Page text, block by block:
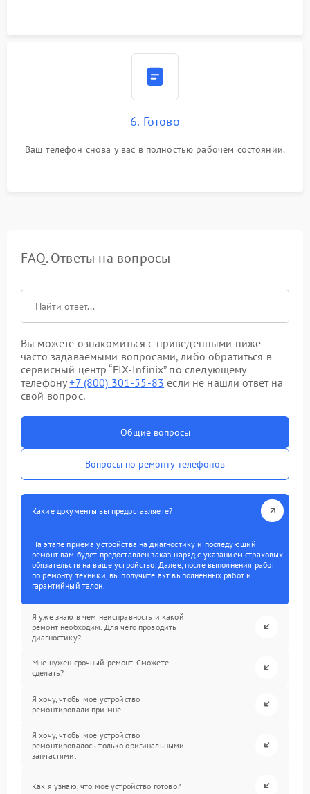
6. Готово
Ваш телефон снова у вас в полностью рабочем состоянии.
FAQ. Ответы на вопросы
Вы можете ознакомиться с приведенными ниже
часто задаваемыми вопросами, либо обратиться в
сервисный центр “FIX-Infinix” по следующему
телефону+7 (800) 301-55-83 если не нашли ответ на
свой вопрос.
Общие вопросы
Вопросы по ремонту телефонов
Какие документы вы предоставляете?
На этапе приема устройства на диагностику и последующий
ремонт вам будет предоставлен заказ-наряд с указанием страховых
обязательств на ваше устройство. Далее, после выполнения работ
по ремонту техники, вы получите акт выполненных работ и
гарантийный талон.
Я уже знаю в чем неисправность и какой
ремонт необходим. Для чего проводить
диагностику?
Мне нужен срочный ремонт. Сможете
сделать?
Я хочу, чтобы мое устройство
ремонтировали при мне.
Я хочу, чтобы мое устройство
ремонтировалось только оригинальными
запчастями.
Как я узнаю, что мое устройство готово?